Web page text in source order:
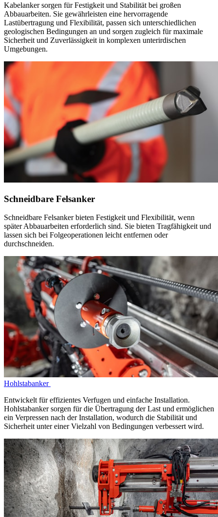
Kabelanker sorgen für Festigkeit und Stabilität bei großen
Abbauarbeiten. Sie gewährleisten eine hervorragende
Lastübertragung und Flexibilität, passen sich unterschiedlichen
geologischen Bedingungen an und sorgen zugleich für maximale
Sicherheit und Zuverlässigkeit in komplexen unterirdischen
Umgebungen.
Schneidbare Felsanker
Schneidbare Felsanker bieten Festigkeit und Flexibilität, wenn
später Abbauarbeiten erforderlich sind. Sie bieten Tragfähigkeit und
lassen sich bei Folgeoperationen leicht entfernen oder
durchschneiden.
Hohlstabanker
Entwickelt für effizientes Verfugen und einfache Installation.
Hohlstabanker sorgen für die Übertragung der Last und ermöglichen
ein Verpressen nach der Installation, wodurch die Stabilität und
Sicherheit unter einer Vielzahl von Bedingungen verbessert wird.